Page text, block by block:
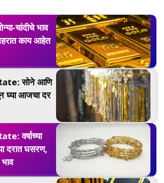
चांदीचे भाव
काय आहेत
सोने आणि
घ्या आजचा दर
वर्षाच्या
दरात घसरण,